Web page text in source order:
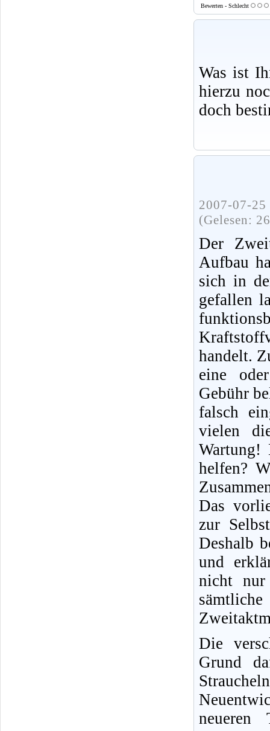
Bewerten - Schlecht
Was ist
hierzu
doch
2007-07-
(Gelesen:
Der
Aufbau
sich in
gefallen
handelt.
eine
Gebühr
falsch
vielen
Wartung!
helfen?
Das
zur
Deshalb
und
nicht
Die
Grund
neueren